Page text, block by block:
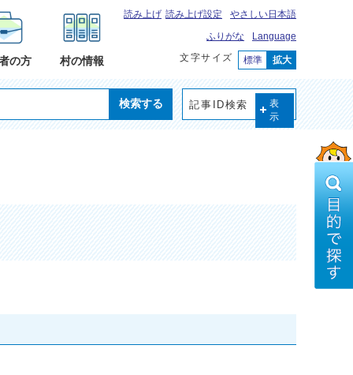
の方 村の情報
読み上げ 読み上げ設定
やさしい日本語
ふりがな
Language
文字サイズ
標準 拡大
検索する 記事ID検索
表
示